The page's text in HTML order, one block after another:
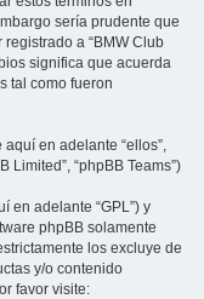
sería prudente que
a “BMW Club
significa que acuerda
tal como fueron
en adelante “ellos”,
Limited”, “phpBB Teams”)
en adelante “GPL”) y
phpBB solamente
los excluye de
y/o contenido
favor visite: